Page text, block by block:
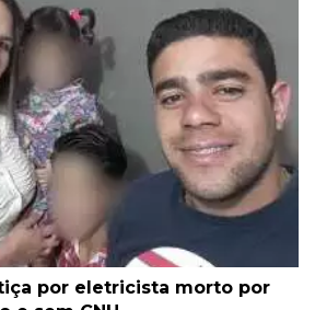
por eletricista morto por